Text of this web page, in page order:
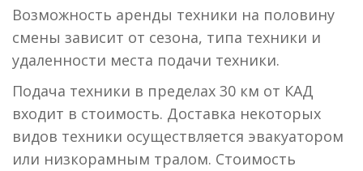
Возможность аренды техники на половину
смены зависит от сезона, типа техники и
удаленности места подачи техники.
Подача техники в пределах 30 км от КАД
входит в стоимость. Доставка некоторых
видов техники осуществляется эвакуатором
или низкорамным тралом. Стоимость